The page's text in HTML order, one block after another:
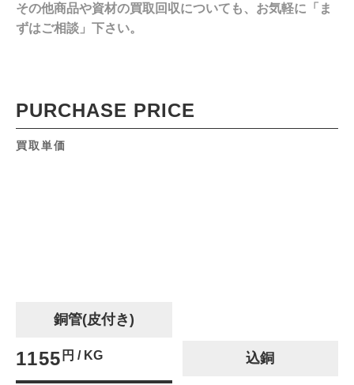
その他商品や資材の買取回収についても、お気軽に「ま
ずはご相談」下さい。
PURCHASE PRICE
買取単価
銅管(皮付き)
1155 円 / KG 込銅